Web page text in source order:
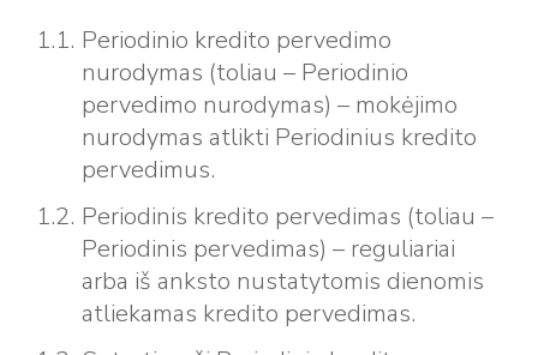
Periodinio kredito pervedimo
nurodymas (toliau – Periodinio
pervedimo nurodymas) – mokėjimo
nurodymas atlikti Periodinius kredito
pervedimus.
Periodinis kredito pervedimas (toliau –
Periodinis pervedimas) – reguliariai
arba iš anksto nustatytomis dienomis
atliekamas kredito pervedimas.